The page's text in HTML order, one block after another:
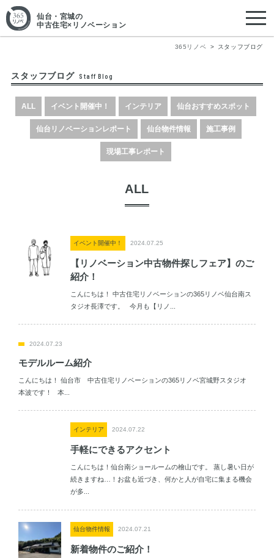
仙台・宮城の
中古住宅×リノベーション
365リノベ スタッフブログ
スタッフブログ Staff Blog
ALL イベント開催中！ インテリア 仙台おすすめスポット
仙台リノベーションレポート 仙台物件情報 施工事例
現場工事レポート
ALL
イベント開催中！ 2024.07.25
【リノベーション中古物件探しフェア】のご
紹介！
こんにちは！ 中古住宅リノベーションの365リノベ仙台南ス
タジオ長澤です。 今月も【リノ...
2024.07.23
モデルルーム紹介
こんにちは！ 仙台市 中古住宅リノベーションの365リノベ宮城野スタジオ
本波です！ 本...
インテリア 2024.07.22
手軽にできるアクセント
こんにちは！仙台南ショールームの檜山です。 蒸し暑い日が
続きますね…！お盆も近づき、何かと人が自宅に集まる機会
が多...
仙台物件情報 2024.07.21
新着物件のご紹介！